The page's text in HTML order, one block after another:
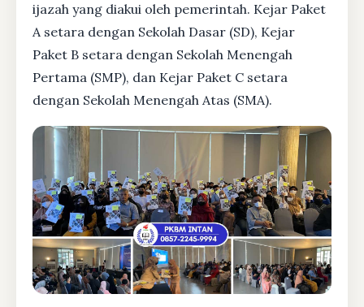
ijazah yang diakui oleh pemerintah. Kejar Paket
A setara dengan Sekolah Dasar (SD), Kejar
Paket B setara dengan Sekolah Menengah
Pertama (SMP), dan Kejar Paket C setara
dengan Sekolah Menengah Atas (SMA).